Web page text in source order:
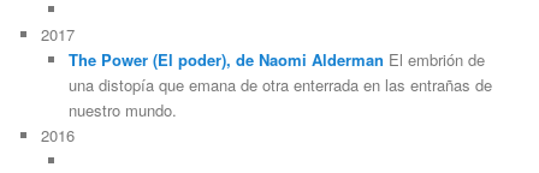
2017
The Power (El poder), de Naomi Alderman El embrión de
una distopía que emana de otra enterrada en las entrañas de
nuestro mundo.
2016